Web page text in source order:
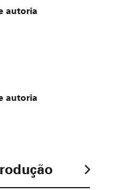
autoria
autoria